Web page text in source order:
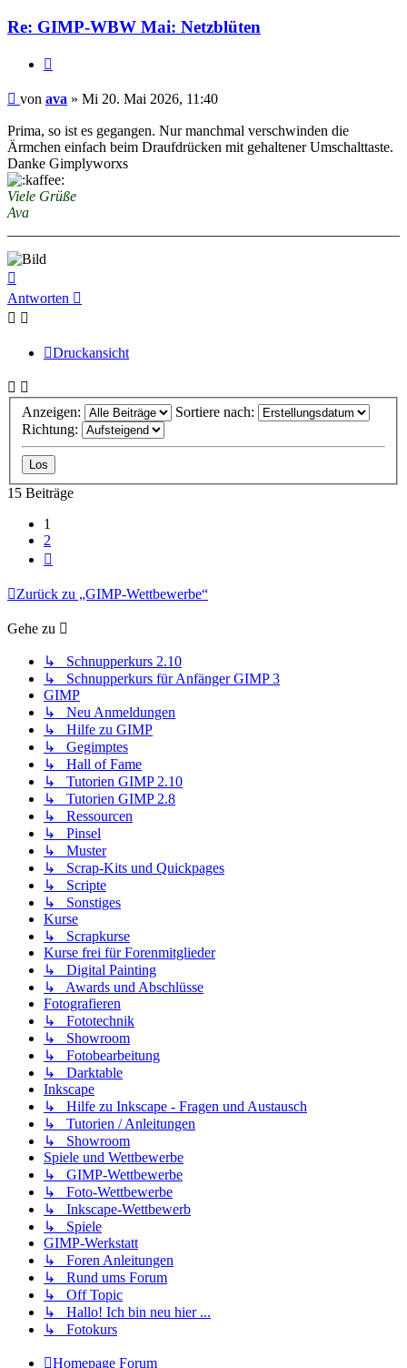
Re: GIMP-WBW Mai: Netzblüten
Beitrag
von ava » Mi 20. Mai 2026, 11:40
Prima, so ist es gegangen. Nur manchmal verschwinden die
Ärmchen einfach beim Draufdrücken mit gehaltener Umschalttaste.
Danke Gimplyworxs
Viele Grüße
Ava
oben
Antworten
Druckansicht
Anzeigen:
Sortiere nach:
Richtung:
15 Beiträge
1
2
Zurück zu „GIMP-Wettbewerbe“
Gehe zu
↳ Schnupperkurs 2.10
↳ Schnupperkurs für Anfänger GIMP 3
GIMP
↳ Neu Anmeldungen
↳ Hilfe zu GIMP
↳ Gegimptes
↳ Hall of Fame
↳ Tutorien GIMP 2.10
↳ Tutorien GIMP 2.8
↳ Ressourcen
↳ Pinsel
↳ Muster
↳ Scrap-Kits und Quickpages
↳ Scripte
↳ Sonstiges
Kurse
↳ Scrapkurse
Kurse frei für Forenmitglieder
↳ Digital Painting
↳ Awards und Abschlüsse
Fotografieren
↳ Fototechnik
↳ Showroom
↳ Fotobearbeitung
↳ Darktable
Inkscape
↳ Hilfe zu Inkscape - Fragen und Austausch
↳ Tutorien / Anleitungen
↳ Showroom
Spiele und Wettbewerbe
↳ GIMP-Wettbewerbe
↳ Foto-Wettbewerbe
↳ Inkscape-Wettbewerb
↳ Spiele
GIMP-Werkstatt
↳ Foren Anleitungen
↳ Rund ums Forum
↳ Off Topic
↳ Hallo! Ich bin neu hier ...
↳ Fotokurs
Homepage Forum